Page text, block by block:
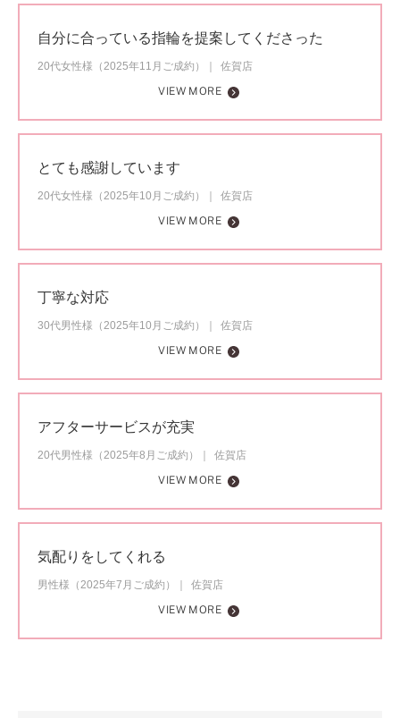
自分に合っている指輪を提案してくださった
20代女性様（2025年11月ご成約）
佐賀店
VIEW MORE
とても感謝しています
20代女性様（2025年10月ご成約）
佐賀店
VIEW MORE
丁寧な対応
30代男性様（2025年10月ご成約）
佐賀店
VIEW MORE
アフターサービスが充実
20代男性様（2025年8月ご成約）
佐賀店
VIEW MORE
気配りをしてくれる
男性様（2025年7月ご成約）
佐賀店
VIEW MORE